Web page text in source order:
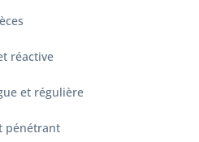
réactive
et régulière
pénétrant